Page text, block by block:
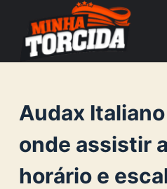
o
o
Audax
onde assistir
horário e